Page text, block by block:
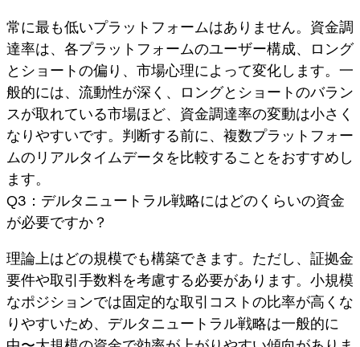
常に最も低いプラットフォームはありません。資金調
達率は、各プラットフォームのユーザー構成、ロング
とショートの偏り、市場心理によって変化します。一
般的には、流動性が深く、ロングとショートのバラン
スが取れている市場ほど、資金調達率の変動は小さく
なりやすいです。判断する前に、複数プラットフォー
ムのリアルタイムデータを比較することをおすすめし
ます。
Q3：デルタニュートラル戦略にはどのくらいの資金
が必要ですか？
理論上はどの規模でも構築できます。ただし、証拠金
要件や取引手数料を考慮する必要があります。小規模
なポジションでは固定的な取引コストの比率が高くな
りやすいため、デルタニュートラル戦略は一般的に